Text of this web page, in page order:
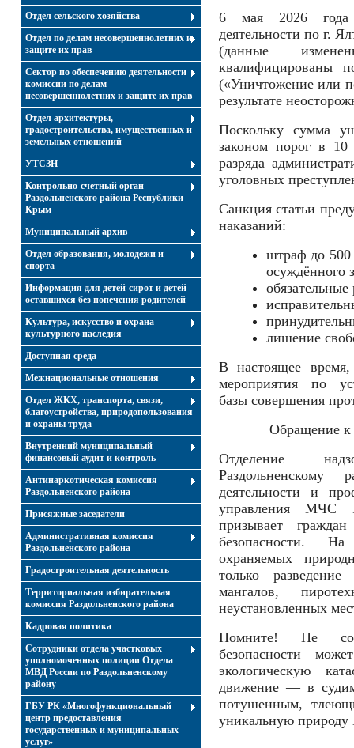
Отдел сельского хозяйства
Отдел по делам несовершеннолетних и
защите их прав
Сектор по обеспечению деятельности
комиссии по делам
несовершеннолетних и защите их прав
Отдел архитектуры,
градостроительства, имущественных и
земельных отношений
УТСЗН
Контрольно-счетный орган
Раздольненского района Республики
Крым
Муниципальный архив
Отдел образования, молодежи и
спорта
Информация для детей-сирот и детей
оставшихся без попечения родителей
Культура, искусство и охрана
культурного наследия
Доступная среда
Межнациональные отношения
Отдел ЖКХ, транспорта, связи,
благоустройства, природопользования
и охраны труда
Внутренний муниципальный
финансовый аудит и контроль
Антинаркотическая комиссия
Раздольненского района
Присяжные заседатели
Административная комиссия
Раздольненского района
Градостроительная деятельность
Территориальная избирательная
комиссия Раздольненского района
Кадровая политика
Сотрудники отдела участковых
уполномоченных полиции Отдела
МВД России по Раздольненскому
району
ГБУ РК «Многофункциональный
центр предоставления
государственных и муниципальных
услуг»
6 мая 2026 года
деятельности по г.
(данные
(«Уничтожение или
результате
Поскольку сумма
законом порог в
разряда
уголовных
Санкция статьи
наказаний:
штраф до 500
осуждённого
лишение
В настоящее время,
мероприятия по
базы совершения
Обращение к
Отделение
Раздольненскому
деятельности и
управления МЧС
призывает
безопасности.
охраняемых
только
мангалов,
неустановленных
Помните! Не
безопасности
экологическую
движение — в
потушенным,
уникальную